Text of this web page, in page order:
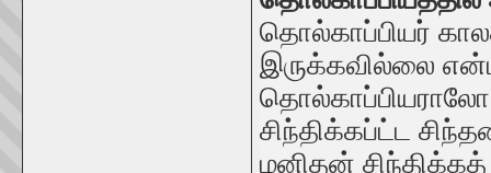
தொல்காப்பியர்
இருக்கவில்லை
சிந்திக்கப்ட்ட
மனிதன்